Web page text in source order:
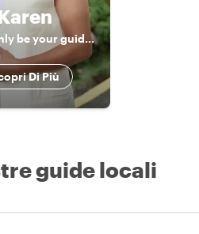
I won't only be your guide, I will also be another friend in my city
Di Più
guide locali